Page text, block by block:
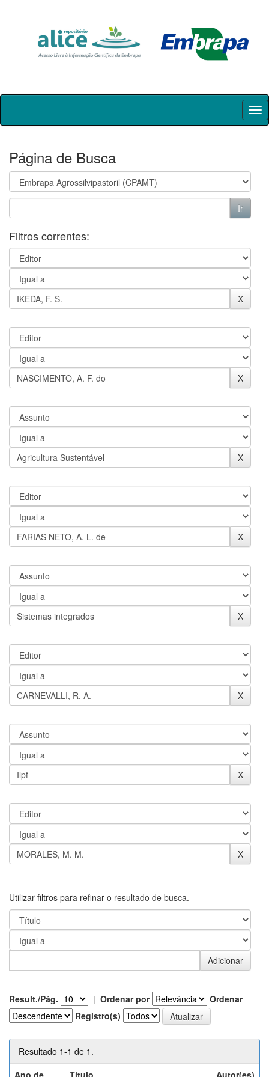
Skip
Página de Busca
Filtros correntes:
Utilizar filtros para refinar o resultado de busca.
Result./Pág. | Ordenar por
Ordenar
Registro(s)
Resultado 1-1 de 1.
Ano de
Título Autor(es)